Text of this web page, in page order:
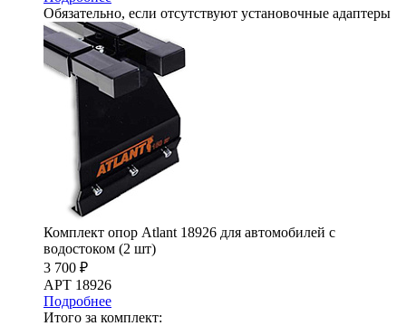
Обязательно, если отсутствуют установочные адаптеры
Комплект опор Atlant 18926 для автомобилей c
водостоком (2 шт)
3 700 ₽
АРТ 18926
Подробнее
Итого за комплект: